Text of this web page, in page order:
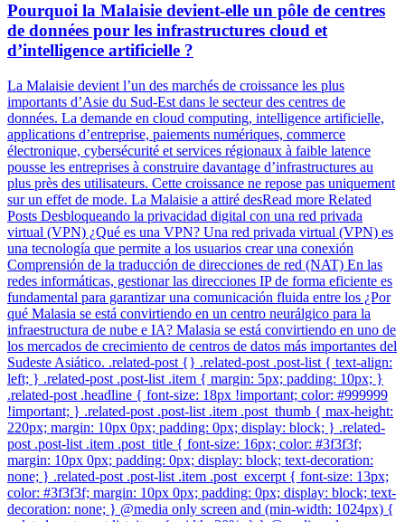
Pourquoi la Malaisie devient-elle un pôle de centres
de données pour les infrastructures cloud et
d’intelligence artificielle ?
La Malaisie devient l’un des marchés de croissance les plus
importants d’Asie du Sud-Est dans le secteur des centres de
données. La demande en cloud computing, intelligence artificielle,
applications d’entreprise, paiements numériques, commerce
électronique, cybersécurité et services régionaux à faible latence
pousse les entreprises à construire davantage d’infrastructures au
plus près des utilisateurs. Cette croissance ne repose pas uniquement
sur un effet de mode. La Malaisie a attiré desRead more Related
Posts Desbloqueando la privacidad digital con una red privada
virtual (VPN) ¿Qué es una VPN? Una red privada virtual (VPN) es
una tecnología que permite a los usuarios crear una conexión
Comprensión de la traducción de direcciones de red (NAT) En las
redes informáticas, gestionar las direcciones IP de forma eficiente es
fundamental para garantizar una comunicación fluida entre los ¿Por
qué Malasia se está convirtiendo en un centro neurálgico para la
infraestructura de nube e IA? Malasia se está convirtiendo en uno de
los mercados de crecimiento de centros de datos más importantes del
Sudeste Asiático. .related-post {} .related-post .post-list { text-align:
left; } .related-post .post-list .item { margin: 5px; padding: 10px; }
.related-post .headline { font-size: 18px !important; color: #999999
!important; } .related-post .post-list .item .post_thumb { max-height:
220px; margin: 10px 0px; padding: 0px; display: block; } .related-
post .post-list .item .post_title { font-size: 16px; color: #3f3f3f;
margin: 10px 0px; padding: 0px; display: block; text-decoration:
none; } .related-post .post-list .item .post_excerpt { font-size: 13px;
color: #3f3f3f; margin: 10px 0px; padding: 0px; display: block; text-
decoration: none; } @media only screen and (min-width: 1024px) {